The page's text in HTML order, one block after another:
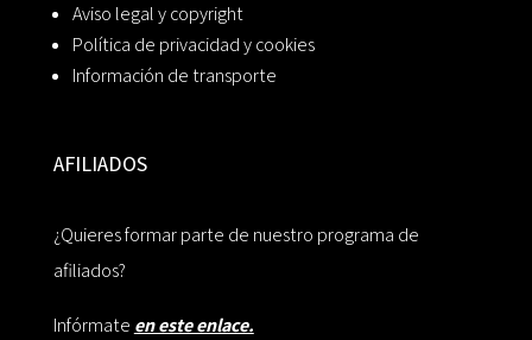
Aviso legal y copyright
Política de privacidad y cookies
Información de transporte
AFILIADOS
¿Quieres formar parte de nuestro programa de
afiliados?
Infórmate en este enlace.